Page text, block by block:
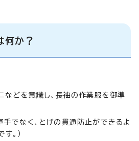
何か？
などを意識し、長袖の作業服を御準
手でなく、とげの貫通防止ができるよ
。）